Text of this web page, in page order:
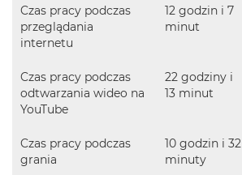
a
r
o
M
a
B
Czas pracy podczas
przeglądania
internetu
12 godzin i 7
minut
Czas pracy podczas
odtwarzania wideo na
YouTube
22 godziny i
13 minut
Czas pracy podczas
grania
10 godzin i 32
minuty